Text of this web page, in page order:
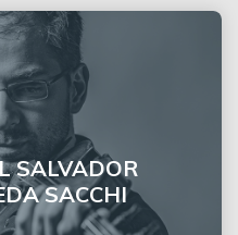
SALVADOR
SACCHI